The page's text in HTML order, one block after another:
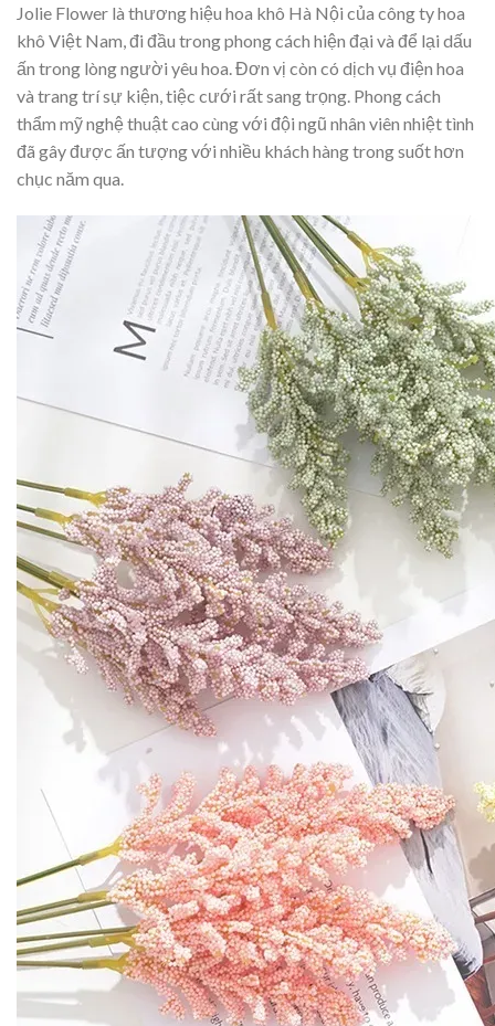
Jolie Flower là thương hiệu hoa khô Hà Nội của công ty hoa
khô Việt Nam, đi đầu trong phong cách hiện đại và để lại dấu
ấn trong lòng người yêu hoa. Đơn vị còn có dịch vụ điện hoa
và trang trí sự kiện, tiệc cưới rất sang trọng. Phong cách
thẩm mỹ nghệ thuật cao cùng với đội ngũ nhân viên nhiệt tình
đã gây được ấn tượng với nhiều khách hàng trong suốt hơn
chục năm qua.